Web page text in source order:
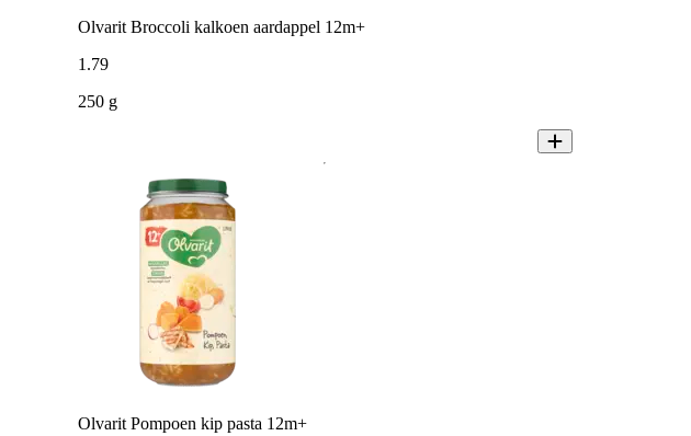
Olvarit Broccoli kalkoen aardappel 12m+
1 .79
250 g
Olvarit Pompoen kip pasta 12m+